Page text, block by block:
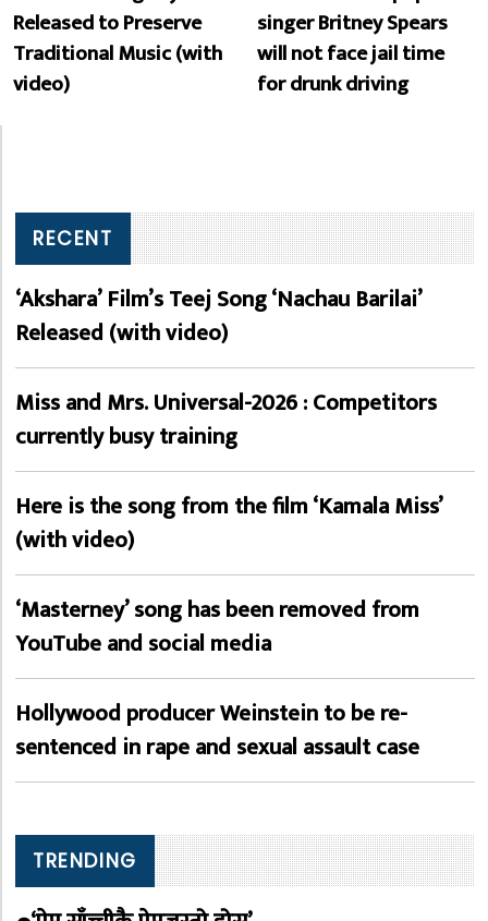
Released to Preserve
Traditional Music (with
video)
singer Britney Spears
will not face jail time
for drunk driving
RECENT
‘Akshara’ Film’s Teej Song ‘Nachau Barilai’
Released (with video)
Miss and Mrs. Universal-2026 : Competitors
currently busy training
Here is the song from the film ‘Kamala Miss’
(with video)
‘Masterney’ song has been removed from
YouTube and social media
Hollywood producer Weinstein to be re-
sentenced in rape and sexual assault case
TRENDING